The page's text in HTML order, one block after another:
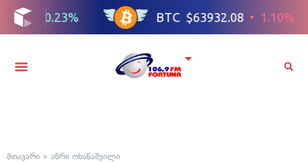
მთავარი » ანრი ოხანაშვილი